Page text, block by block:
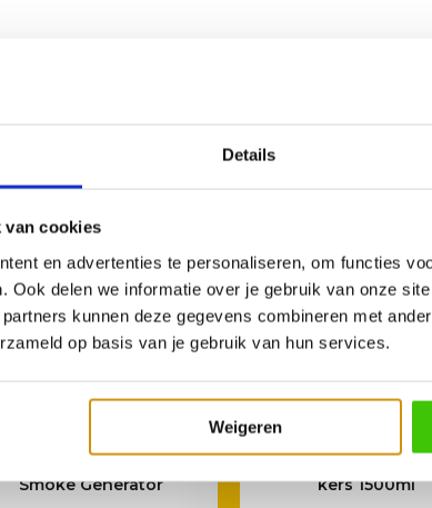
Details
van cookies
en advertenties te personaliseren, om functies
Ook delen we informatie over je gebruik van onze
kunnen deze gegevens combineren met
op basis van je gebruik van hun services.
Weigeren
Smoke Generator
kers 1500ml